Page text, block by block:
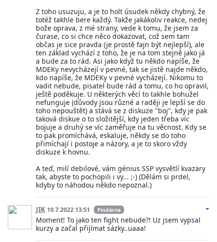
Z toho usuzuju, a je to holt úsudek někdy chybný, že
totéž takhle bere každý. Takže jakákoliv reakce, nedej
bože oprava, z mé strany, vede k tomu, že jsem za
čurase, co si chce něco dokazovat, což sem tam
občas je sice pravda (je prostě fajn být nejlepší), ale
ten základ vychází z toho, že je na tom stejně jako já
a bude za to rád. Asi jako když tu někdo napíše, že
MDEKy nevycházejí v pevné, tak se jistě najde někdo,
kdo napíše, že MDEKy v pevné vycházejí. Nikomu to
vadit nebude, pisatel bude rád a tomu, co ho opravil,
ještě poděkuje. U některých věcí to takhle bohužel
nefunguje (důvody jsou různé a raději je lepší se do
toho nepouštět) a stává se z diskuze "boj", kdy je pak
taková diskue o to složitější, kdy jeden třeba víc
bojuje a druhý se víc zaměřuje na tu věcnost. Kdy se
to pak promíchává, eskaluje, někdy se do toho
přimíchají i postoje a názory, a je to skoro vždy
diskuze k hovnu.
A teď, milí debilové, vám génius SSP vysvětlí kvazary
tak, abyste to pochopili i vy... ;-) (Dělám si prdel,
kdyby to náhodou někdo nepoznal.)
JIK 10.7.2022 13:51 Pindárna
Moment! To jako ten fight nebude?! Uz jsem vypsal
kurzy a začal přijímat sázky..uaaa!